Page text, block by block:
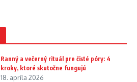
Ranný a večerný rituál pre čisté póry: 4
kroky, ktoré skutočne fungujú
18. apríla 2026